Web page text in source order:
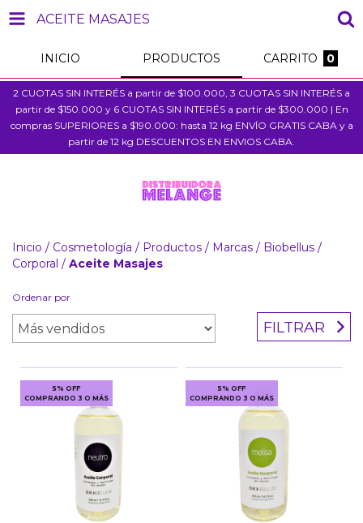
ACEITE MASAJES
INICIO PRODUCTOS CARRITO 0
2 CUOTAS SIN INTERÉS a partir de $100.000, 3 CUOTAS SIN INTERÉS a
partir de $150.000 y 6 CUOTAS SIN INTERÉS a partir de $300.000 | En
compras SUPERIORES a $190.000: hasta 12 kg ENVÍO GRATIS CABA y a
partir de 12 kg DESCUENTOS EN ENVIOS CABA.
Inicio / Cosmetología / Productos / Marcas / Biobellus /
Corporal / Aceite Masajes
Ordenar por
FILTRAR
5% OFF
COMPRANDO 3 O MÁS
5% OFF
COMPRANDO 3 O MÁS